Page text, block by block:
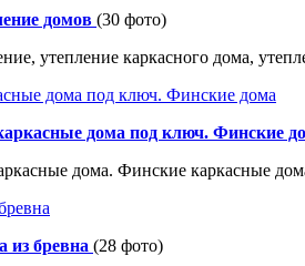
домов (30 фото)
утепление каркасного дома,
дома под ключ. Финские
дома. Финские каркасные
из бревна (28 фото)